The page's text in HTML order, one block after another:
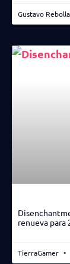
Gustavo
renueva para
TierraGamer